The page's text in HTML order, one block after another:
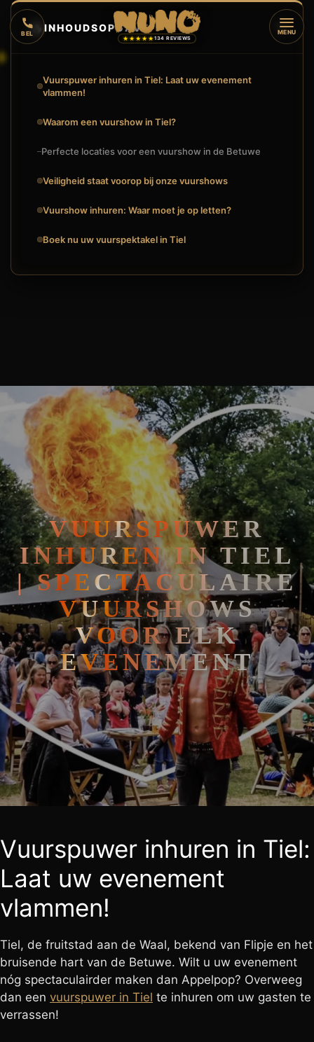
BEL
★★★★★134 REVIEWS
MENU
🔥INHOUDSOPGAVE ▼
Vuurspuwer inhuren in Tiel: Laat uw evenement
vlammen!
Waarom een vuurshow in Tiel?
Perfecte locaties voor een vuurshow in de Betuwe
Veiligheid staat voorop bij onze vuurshows
Vuurshow inhuren: Waar moet je op letten?
Boek nu uw vuurspektakel in Tiel
VUURSPUWER
INHUREN IN TIEL
| SPECTACULAIRE
VUURSHOWS
VOOR ELK
EVENEMENT
Vuurspuwer inhuren in Tiel:
Laat uw evenement
vlammen!
Tiel, de fruitstad aan de Waal, bekend van Flipje en het
bruisende hart van de Betuwe. Wilt u uw evenement
nóg spectaculairder maken dan Appelpop? Overweeg
dan een vuurspuwer in Tiel te inhuren om uw gasten te
verrassen!